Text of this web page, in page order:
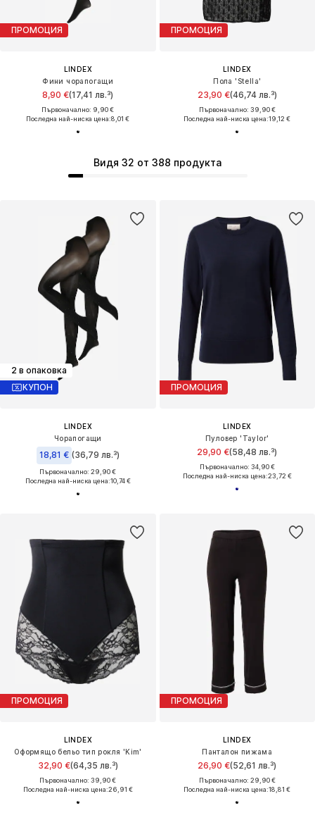
Видя 32 от 388 продукта
ПРОМОЦИЯ
LINDEX
Фини чорапогащи
8,90 €(17,41 лв.³)
Първоначално: 9,90 €
Последна най-ниска цена:8,01 €
ПРОМОЦИЯ
LINDEX
Пола 'Stella'
23,90 €(46,74 лв.³)
Първоначално: 39,90 €
Последна най-ниска цена:19,12 €
2 в опаковка
КУПОН
LINDEX
Чорапогащи
18,81 € (36,79 лв.³)
Първоначално: 29,90 €
Последна най-ниска цена:10,74 €
ПРОМОЦИЯ
LINDEX
Пуловер 'Taylor'
29,90 €(58,48 лв.³)
Първоначално: 34,90 €
Последна най-ниска цена:23,72 €
ПРОМОЦИЯ
LINDEX
Оформящо бельо тип рокля 'Kim'
32,90 €(64,35 лв.³)
Първоначално: 39,90 €
Последна най-ниска цена:26,91 €
ПРОМОЦИЯ
LINDEX
Панталон пижама
26,90 €(52,61 лв.³)
Първоначално: 29,90 €
Последна най-ниска цена:18,81 €